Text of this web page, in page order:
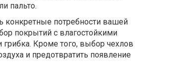
пальто.
потребности вашей
покрытий с влагостойкими
Кроме того, выбор чехлов
и предотвратить появление